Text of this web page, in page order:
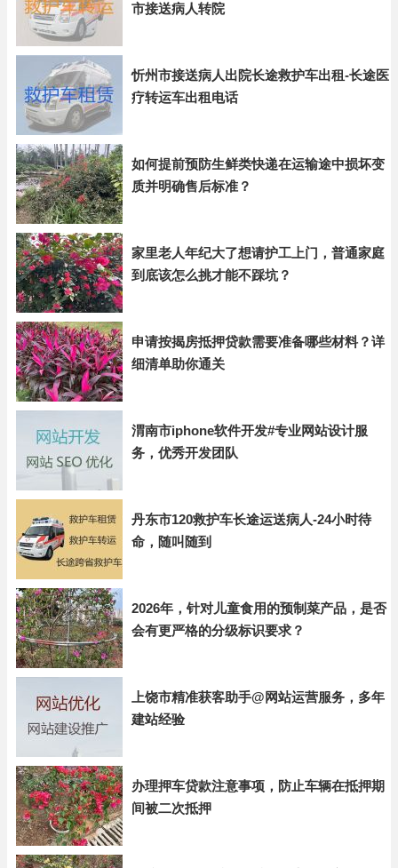
市接送病人转院
忻州市接送病人出院长途救护车出租-长途医
疗转运车出租电话
如何提前预防生鲜类快递在运输途中损坏变
质并明确售后标准？
家里老人年纪大了想请护工上门，普通家庭
到底该怎么挑才能不踩坑？
申请按揭房抵押贷款需要准备哪些材料？详
细清单助你通关
渭南市iphone软件开发#专业网站设计服
务，优秀开发团队
丹东市120救护车长途运送病人-24小时待
命，随叫随到
2026年，针对儿童食用的预制菜产品，是否
会有更严格的分级标识要求？
上饶市精准获客助手@网站运营服务，多年
建站经验
办理押车贷款注意事项，防止车辆在抵押期
间被二次抵押